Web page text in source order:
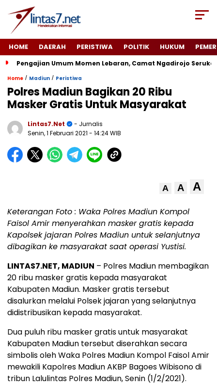
HOME DAERAH PERISTIWA POLITIK HUKUM
Pengajian Umum Momen Lebaran, Camat Ngadirojo
Home / Madiun / Peristiwa
Polres Madiun Bagikan 20 Ribu
Masker Gratis Untuk Masyarakat
Lintas7.net
- Jurnalis
Senin, 1 Februari 2021 - 14:24 WIB
A A A
Keterangan Foto : Waka Polres Madiun Kompol
Faisol Amir menyerahkan masker gratis kepada
Kapolsek jajaran Polres Madiun untuk selanjutnya
dibagikan ke masyarakat saat operasi Yustisi.
LINTAS7.NET, MADIUN – Polres Madiun membagikan
20 ribu masker gratis kepada masyarakat
Kabupaten Madiun. Masker gratis tersebut
disalurkan melalui Polsek jajaran yang selanjutnya
didistribusikan kepada masyarakat.
Dua puluh ribu masker gratis untuk masyarakat
Kabupaten Madiun tersebut diserahkan secara
simbolis oleh Waka Polres Madiun Kompol Faisol Amir
mewakili Kapolres Madiun AKBP Bagoes Wibisono di
tribun Lalulintas Polres Madiun, Senin (1/2/2021).